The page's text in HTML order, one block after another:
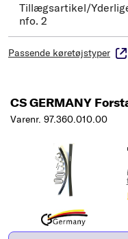
Tillægsartikel/
nfo. 2
Passende køretøjstyper
CS GERMANY
Varenr. 97.360.010.00